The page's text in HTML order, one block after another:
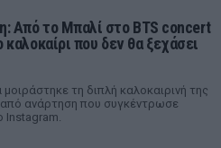
Από το Μπαλί στο BTS concert
καλοκαίρι που δεν θα ξεχάσει
τη διπλή καλοκαιρινή της
από ανάρτηση που συγκέντρωσε
Instagram.